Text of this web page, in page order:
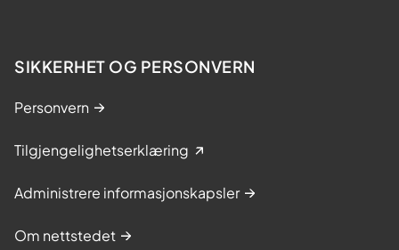
SIKKERHET OG PERSONVERN
Personvern
Tilgjengelighetserklæring
Administrere informasjonskapsler
Om nettstedet